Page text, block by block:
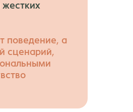
поведение, а
сценарий,